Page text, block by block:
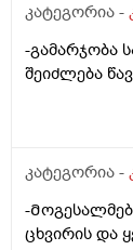
კატეგორია -
-გამარჯობა
შეიძლება
კატეგორია -
-
ცხვირის და